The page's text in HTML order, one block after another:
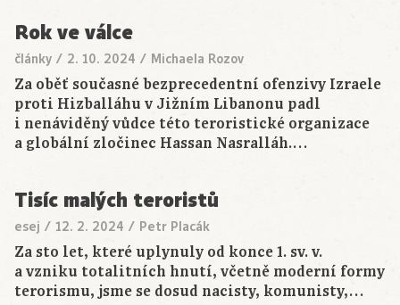
Rok ve válce
články / 2. 10. 2024 / Michaela Rozov
Za oběť současné bezprecedentní ofenzivy Izraele
proti Hizballáhu v Jižním Libanonu padl
i nenáviděný vůdce této teroristické organizace
a globální zločinec Hassan Nasralláh.…
Tisíc malých teroristů
esej / 12. 2. 2024 / Petr Placák
Za sto let, které uplynuly od konce 1. sv. v.
a vzniku totalitních hnutí, včetně moderní formy
terorismu, jsme se dosud nacisty, komunisty,…